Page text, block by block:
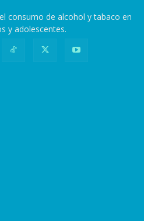
consumo de alcohol y tabaco en
y adolescentes.